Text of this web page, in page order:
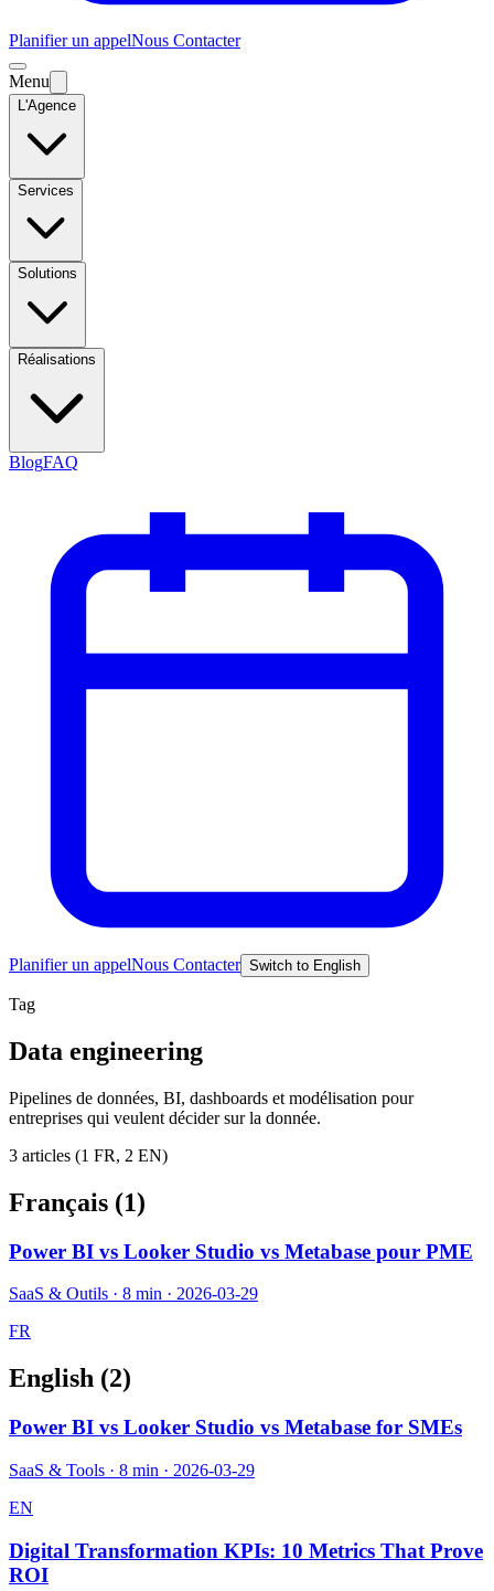
Planifier un appelNous Contacter
Menu
L'Agence
Services
Solutions
Réalisations
BlogFAQ
Planifier un appelNous Contacter Switch to English
Tag
Data engineering
Pipelines de données, BI, dashboards et modélisation pour
entreprises qui veulent décider sur la donnée.
3 articles (1 FR, 2 EN)
Français (1)
Power BI vs Looker Studio vs Metabase pour PME
SaaS & Outils · 8 min · 2026-03-29
FR
English (2)
Power BI vs Looker Studio vs Metabase for SMEs
SaaS & Tools · 8 min · 2026-03-29
EN
Digital Transformation KPIs: 10 Metrics That Prove
ROI